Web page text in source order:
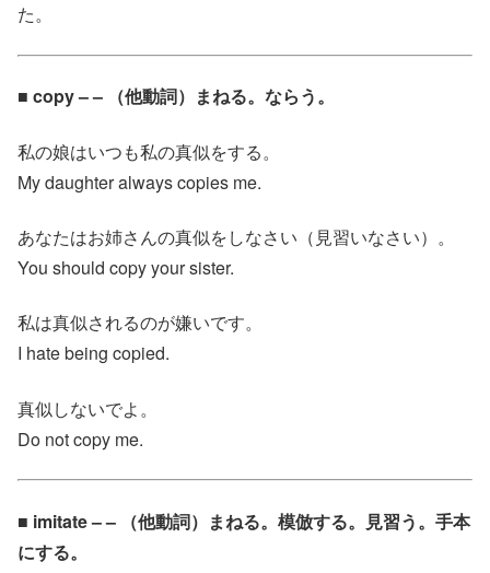
た。
■ copy – – （他動詞）まねる。ならう。
私の娘はいつも私の真似をする。
My daughter always copies me.
あなたはお姉さんの真似をしなさい（見習いなさい）。
You should copy your sister.
私は真似されるのが嫌いです。
I hate being copied.
真似しないでよ。
Do not copy me.
■ imitate – – （他動詞）まねる。模倣する。見習う。手本
にする。